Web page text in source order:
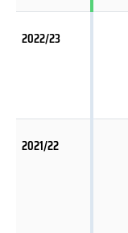
2022/23
2021/22